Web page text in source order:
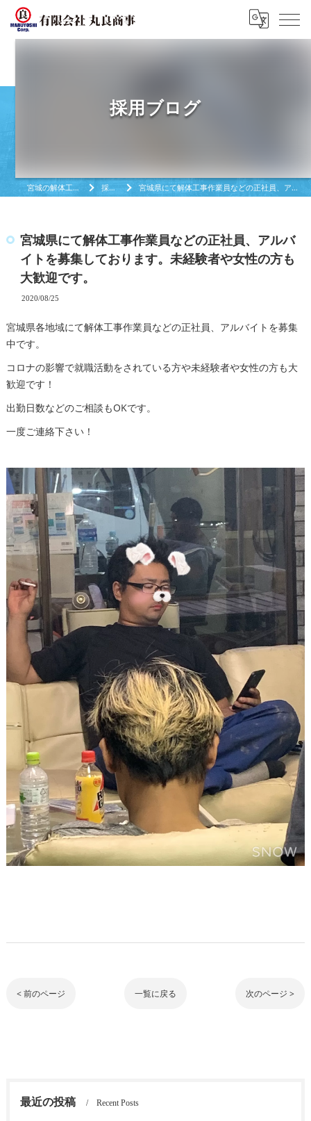
採用ブログ
宮城の解体工事は有限会社丸良商亊 採用ブログ 宮城県にて解体工事作業員などの正社員、アルバイトを募集しております。未経験者や女性の方も大歓迎です。
宮城県にて解体工事作業員などの正社員、アルバ
イトを募集しております。未経験者や女性の方も
大歓迎です。
2020/08/25
宮城県各地域にて解体工事作業員などの正社員、アルバイトを募集
中です。
コロナの影響で就職活動をされている方や未経験者や女性の方も大
歓迎です！
出勤日数などのご相談もOKです。
一度ご連絡下さい！
< 前のページ 一覧に戻る 次のページ >
最近の投稿 Recent Posts